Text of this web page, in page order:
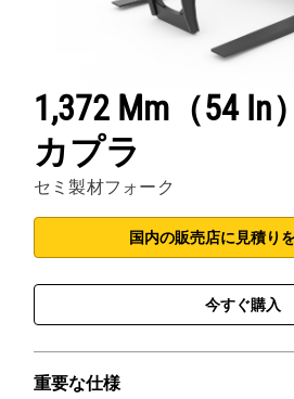
1,372 Mm（54 In
カプラ
セミ製材フォーク
国内の販売店に見積り
今すぐ購入
重要な仕様